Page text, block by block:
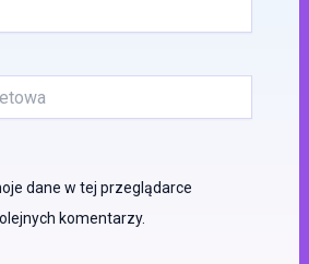
dane w tej przeglądarce
komentarzy.